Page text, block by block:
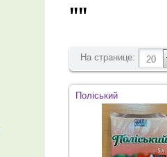
""
На странице: 20
Поліський